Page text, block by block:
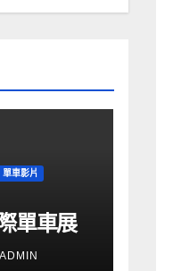
單車影片
單車展
ADMIN